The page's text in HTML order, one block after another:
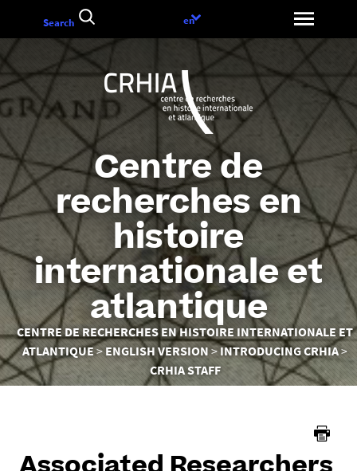
to
content
Centre de
recherches en
histoire
internationale et
atlantique
You
are
here :
CENTRE DE RECHERCHES EN HISTOIRE INTERNATIONALE ET
ATLANTIQUE
ENGLISH VERSION
INTRODUCING CRHIA
CRHIA STAFF
Search
Language
en